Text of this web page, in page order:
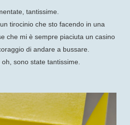
tantissime.
tirocinio che sto facendo in una
che mi è sempre piaciuta un casino
di andare a bussare.
sono state tantissime.